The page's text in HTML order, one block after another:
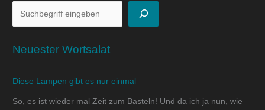
Neuester Wortsalat
Diese Lampen gibt es nur einmal
So, es ist wieder mal Zeit zum Basteln! Und da ich ja nun, wie